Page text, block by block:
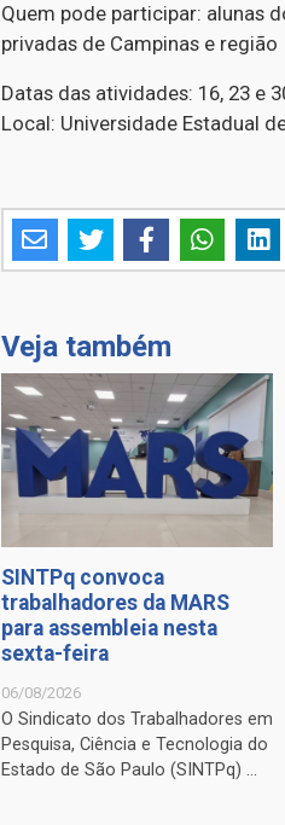
Quem pode participar: alunas
privadas de Campinas e região
Datas das atividades: 16, 23 e
Local: Universidade Estadual
Veja também
SINTPq convoca
trabalhadores da MARS
para assembleia nesta
sexta-feira
06/08/2026
O Sindicato dos Trabalhadores em
Pesquisa, Ciência e Tecnologia do
Estado de São Paulo (SINTPq) ...